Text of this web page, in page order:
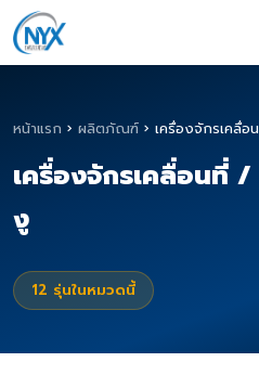
หน้าแรก › ผลิตภัณฑ์ › เครื่องจักรเคลื่
เครื่องจักรเคลื่อนที่
งู
12 รุ่นในหมวดนี้